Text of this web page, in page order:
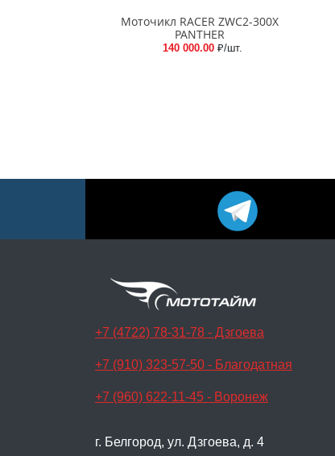
Моточикл RACER ZWC2-300X
PANTHER
140 000.00 ₽/шт.
+7 (4722) 78-31-78 - Дзгоева
+7 (910) 323-57-50 - Благодатная
+7 (960) 622-11-45 - Воронеж
г. Белгород, ул. Дзгоева, д. 4